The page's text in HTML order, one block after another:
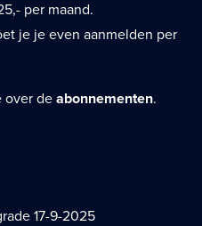
per maand.
je je even aanmelden per
over de abonnementen.
17-9-2025